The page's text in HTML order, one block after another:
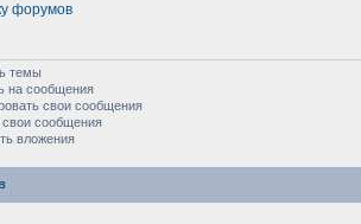
форумов
темы
на сообщения
свои сообщения
свои сообщения
вложения